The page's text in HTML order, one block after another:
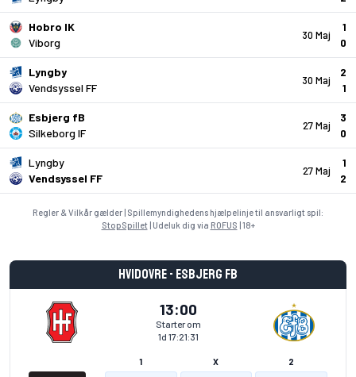
30 Maj
Hobro IK
Viborg
1
0
30 Maj
Lyngby
Vendsyssel FF
2
1
27 Maj
Esbjerg fB
Silkeborg IF
3
0
27 Maj
Lyngby
Vendsyssel FF
1
2
Regler & Vilkår gælder | Spillemyndighedens hjælpelinje til ansvarligt spil:
StopSpillet| Udeluk dig via ROFUS | 18+
Hvidovre - Esbjerg fB
13:00
Starter om
1d 17:21:30
1 X 2